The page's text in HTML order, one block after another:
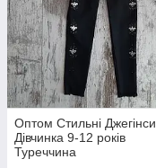
Оптом Стильні Джегінси
Дівчинка 9-12 років
Туреччина